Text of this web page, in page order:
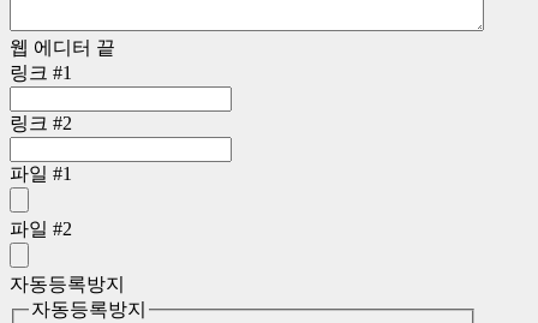
웹 에디터 끝
링크 #1
링크 #2
파일 #1
파일 #2
자동등록방지
자동등록방지